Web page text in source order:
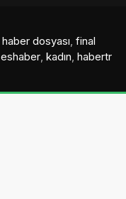
haber dosyası, final
eshaber, kadın, habertr